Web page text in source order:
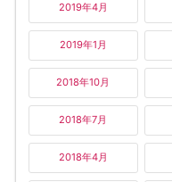
2019年4月
2019年1月
2018年10月
2018年7月
2018年4月